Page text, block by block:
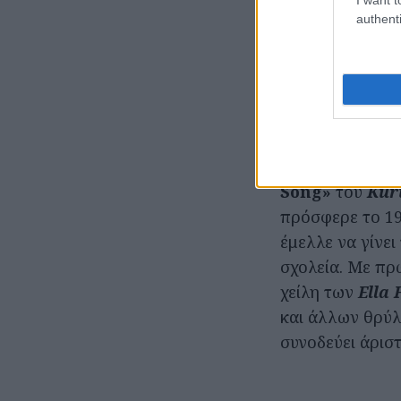
«September
εποχής, αφού
και τους
Πρώτη μας
Song»του
πρόσφερε το
έμελλε να
σχολεία. Με
χείλη των Ella
και άλλων
συνοδεύει